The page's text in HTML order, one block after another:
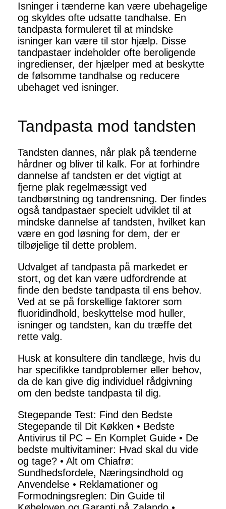
Isninger i tænderne kan være ubehagelige
og skyldes ofte udsatte tandhalse. En
tandpasta formuleret til at mindske
isninger kan være til stor hjælp. Disse
tandpastaer indeholder ofte beroligende
ingredienser, der hjælper med at beskytte
de følsomme tandhalse og reducere
ubehaget ved isninger.
Tandpasta mod tandsten
Tandsten dannes, når plak på tænderne
hårdner og bliver til kalk. For at forhindre
dannelse af tandsten er det vigtigt at
fjerne plak regelmæssigt ved
tandbørstning og tandrensning. Der findes
også tandpastaer specielt udviklet til at
mindske dannelse af tandsten, hvilket kan
være en god løsning for dem, der er
tilbøjelige til dette problem.
Udvalget af tandpasta på markedet er
stort, og det kan være udfordrende at
finde den bedste tandpasta til ens behov.
Ved at se på forskellige faktorer som
fluoridindhold, beskyttelse mod huller,
isninger og tandsten, kan du træffe det
rette valg.
Husk at konsultere din tandlæge, hvis du
har specifikke tandproblemer eller behov,
da de kan give dig individuel rådgivning
om den bedste tandpasta til dig.
Stegepande Test: Find den Bedste
Stegepande til Dit Køkken • Bedste
Antivirus til PC – En Komplet Guide • De
bedste multivitaminer: Hvad skal du vide
og tage? • Alt om Chiafrø:
Sundhedsfordele, Næringsindhold og
Anvendelse • Reklamationer og
Formodningsreglen: Din Guide til